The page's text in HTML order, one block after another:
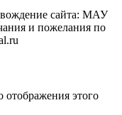
сайта: МАУ
и пожелания по
отображения этого